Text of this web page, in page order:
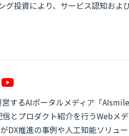
投資により、サービス認知およ
するAIポータルメディア「
とプロダクト紹介を行うWebメ
DX推進の事例や人工知能ソリュ